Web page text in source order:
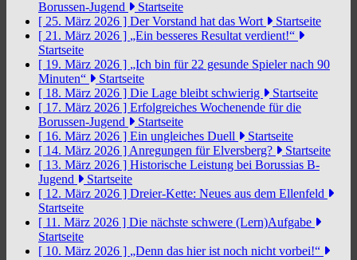
Borussen-Jugend
Startseite
[ 25. März 2026 ] Der Vorstand hat das Wort
Startseite
[ 21. März 2026 ] „Ein besseres Resultat verdient!“
Startseite
[ 19. März 2026 ] „Ich bin für 22 gesunde Spieler nach 90
Minuten“
Startseite
[ 18. März 2026 ] Die Lage bleibt schwierig
Startseite
[ 17. März 2026 ] Erfolgreiches Wochenende für die
Borussen-Jugend
Startseite
[ 16. März 2026 ] Ein ungleiches Duell
Startseite
[ 14. März 2026 ] Anregungen für Elversberg?
Startseite
[ 13. März 2026 ] Historische Leistung bei Borussias B-
Jugend
Startseite
[ 12. März 2026 ] Dreier-Kette: Neues aus dem Ellenfeld
Startseite
[ 11. März 2026 ] Die nächste schwere (Lern)Aufgabe
Startseite
[ 10. März 2026 ] „Denn das hier ist noch nicht vorbei!“